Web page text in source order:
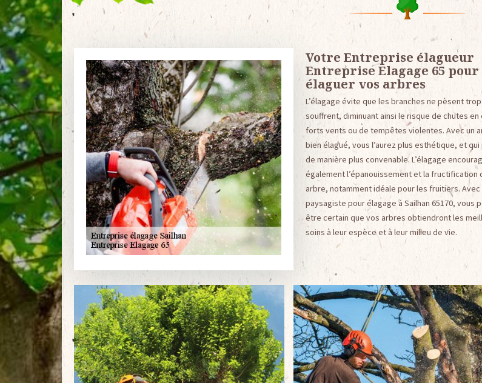
Votre Entreprise élagueur
Entreprise Elagage 65 pour
élaguer vos arbres
L’élagage évite que les branches ne pèsent
souffrent, diminuant ainsi le risque de chutes en
forts vents ou de tempêtes violentes. Avec un
bien élagué, vous l’aurez plus esthétique, et qui
de manière plus convenable. L’élagage
également l’épanouissement et la fructification
arbre, notamment idéale pour les fruitiers.
paysagiste pour élagage à Sailhan 65170, vous
être certain que vos arbres obtiendront les
soins à leur espèce et à leur milieu de vie.